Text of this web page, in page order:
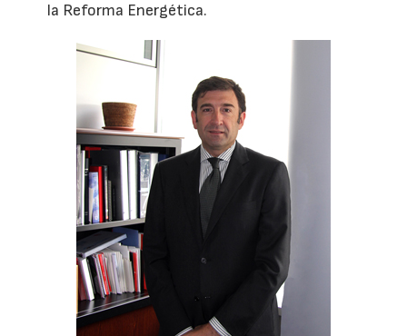
la Reforma Energética.